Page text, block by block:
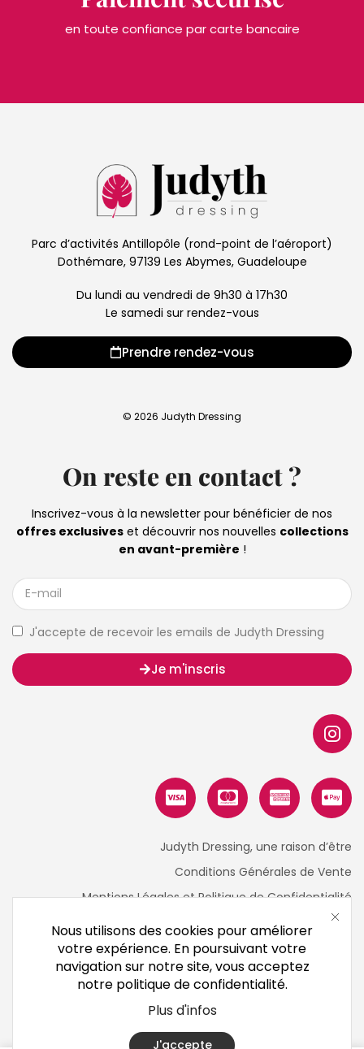
en toute confiance par carte bancaire
Parc d’activités Antillopôle (rond-point de l’aéroport)
Dothémare, 97139 Les Abymes, Guadeloupe
Du lundi au vendredi de 9h30 à 17h30
Le samedi sur rendez-vous
Prendre rendez-vous
© 2026 Judyth Dressing
On reste en contact ?
Inscrivez-vous à la newsletter pour bénéficier de nos
offres exclusiveset découvrir nos nouvelles collections
en avant-première !
J'accepte de recevoir les emails de Judyth Dressing
Je m'inscris
Judyth Dressing, une raison d’être
Conditions Générales de Vente
Mentions Légales et Politique de Confidentialité
Nous utilisons des cookies pour améliorer
votre expérience. En poursuivant votre
navigation sur notre site, vous acceptez
notre politique de confidentialité.
Plus d'infos
J'accepte